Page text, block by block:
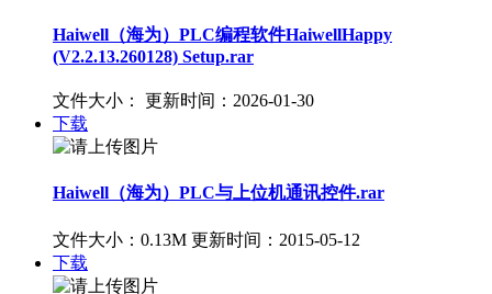
Haiwell（海为）PLC编程软件HaiwellHappy
(V2.2.13.260128) Setup.rar
文件大小：
更新时间：2026-01-30
下载
Haiwell（海为）PLC与上位机通讯控件.rar
文件大小：0.13M 更新时间：2015-05-12
下载